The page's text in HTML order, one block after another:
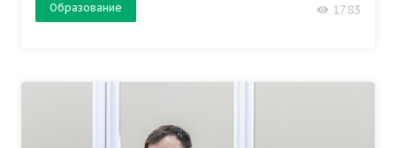
Образование 1783